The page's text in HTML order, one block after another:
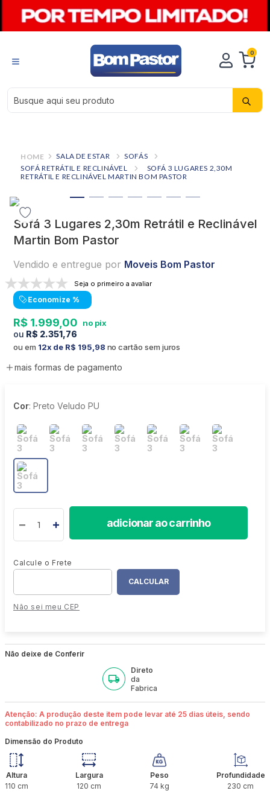
0
Busque aqui seu produto
SALA DE ESTAR
SOFÁS
SOFÁ RETRÁTIL E RECLINÁVEL
SOFÁ 3 LUGARES 2,30M
RETRÁTIL E RECLINÁVEL MARTIN BOM PASTOR
Sofá 3 Lugares 2,30m Retrátil e Reclinável
Martin Bom Pastor
Vendido e entregue por Moveis Bom Pastor
Seja o primeiro a avaliar
Economize %
R$ 1.999 00
R$ 2.351,76
ou em 12 R$ 195 98 no cartão sem juros
mais formas de pagamento
Cor: Preto Veludo PU
adicionar ao carrinho
Não sei meu CEP
Não deixe de Conferir
Direto
da
Fabrica
Atenção: A produção deste item pode levar até 25 dias úteis, sendo
contabilizado no prazo de entrega
Dimensão do Produto
Altura
110 cm
Largura
120 cm
Peso
74 kg
Profundidade
230 cm